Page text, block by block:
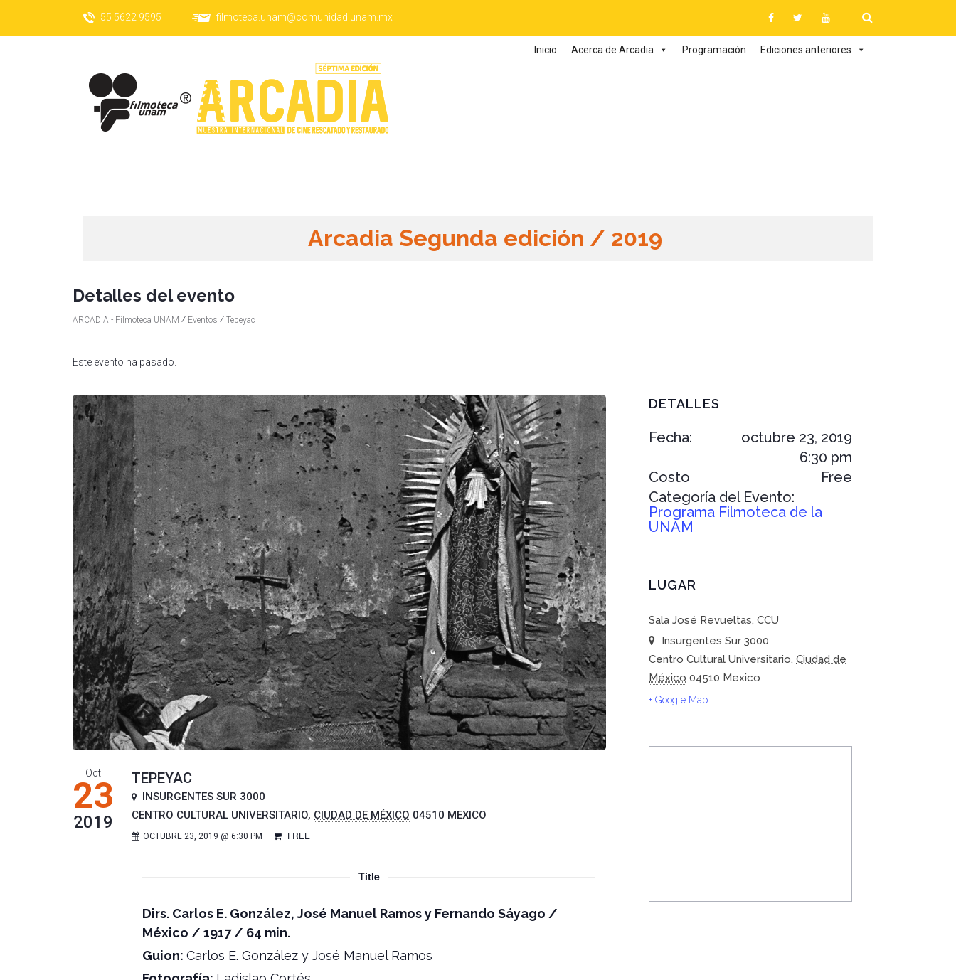
55 5622 9595 filmoteca.unam@comunidad.unam.mx
Inicio Acerca de Arcadia Programación Ediciones anteriores
Arcadia Segunda edición / 2019
Detalles del evento
ARCADIA - Filmoteca UNAM ⁄ Eventos ⁄ Tepeyac
Este evento ha pasado.
Oct
23
2019
TEPEYAC
INSURGENTES SUR 3000
CENTRO CULTURAL UNIVERSITARIO, CIUDAD DE MÉXICO 04510 MEXICO
OCTUBRE 23, 2019 @ 6:30 PM FREE
Title
Dirs. Carlos E. González, José Manuel Ramos y Fernando Sáyago /
México / 1917 / 64 min.
Guion: Carlos E. González y José Manuel Ramos
DETALLES
Fecha:
octubre 23, 2019
6:30 pm
Costo
Free
Categoría del Evento:
Programa Filmoteca de la
UNAM
LUGAR
Sala José Revueltas, CCU
Insurgentes Sur 3000
Centro Cultural Universitario, Ciudad de
México 04510 Mexico
+ Google Map